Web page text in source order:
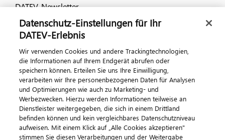
DATEV-Newsletter
Kontaktieren Sie uns
ImpressumDatenschutzAGB Kontakt
Datenschutz-Einstellungen für Ihr
DATEV-Erlebnis
Wir verwenden Cookies und andere Trackingtechnologien,
die Informationen auf Ihrem Endgerät abrufen oder
speichern können. Erteilen Sie uns Ihre Einwilligung,
verarbeiten wir Ihre personenbezogenen Daten für Analysen
und Optimierungen wie auch zu Marketing- und
Werbezwecken. Hierzu werden Informationen teilweise an
Dienstleister weitergegeben, die sich in einem Drittland
befinden können und kein vergleichbares Datenschutzniveau
aufweisen. Mit einem Klick auf „Alle Cookies akzeptieren"
stimmen Sie diesen Verarbeitungen und der Weitergabe